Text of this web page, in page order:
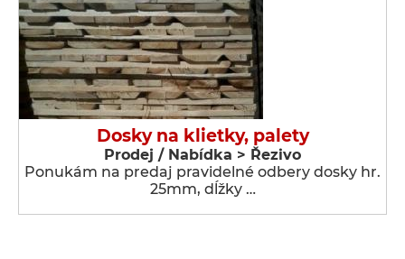
Dosky na klietky, palety
Prodej / Nabídka > Řezivo
Ponukám na predaj pravidelné odbery dosky hr.
25mm, dĺžky …